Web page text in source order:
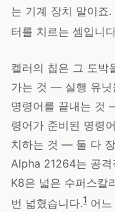
는 기계 장치 말이죠
터를 치르는 셈입니
켈러의 칩은 그 도박
가는 것 — 실행 유닛
명령어를 끝내는 것
령어가 준비된 명령
치하는 것 — 둘 다
Alpha 21264는 공
K8은 넓은 수퍼스칼
번 넓혔습니다.1 어